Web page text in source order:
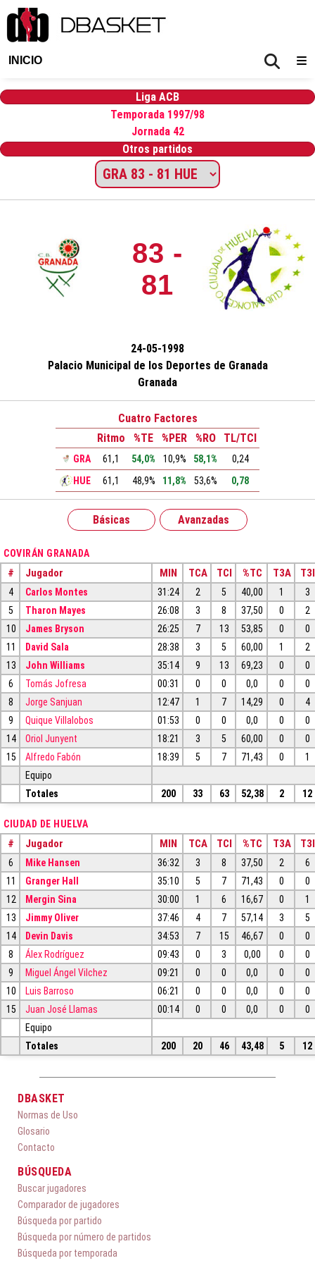
INICIO
Liga ACB
Temporada 1997/98
Jornada 42
Otros partidos
83 -
81
24-05-1998
Palacio Municipal de los Deportes de Granada
Granada
Cuatro Factores
Ritmo
%TE %PER %RO TL/TCI
GRA 61,1 54,0% 10,9% 58,1%
0,24
HUE
61,1 48,9% 11,8% 53,6% 0,78
Básicas Avanzadas
COVIRÁN GRANADA
# Jugador MIN TCA TCI %TC T3A T3I
4 Carlos Montes 31:24 2 5 40,00 1
3
5
Tharon Mayes 26:08 3 8 37,50 0
2
10
James Bryson 26:25 7 13 53,85 0
0
11
David Sala 28:38 3 5 60,00 1
2
13
John Williams 35:14 9 13 69,23 0
0
6
Tomás Jofresa 00:31 0 0 0,0 0
0
8
Jorge Sanjuan 12:47 1 7 14,29 0
4
9
Quique Villalobos 01:53 0 0 0,0 0
0
14
Oriol Junyent 18:21 3 5 60,00 0
0
15
Alfredo Fabón 18:39 5 7 71,43 0
1
Equipo
Totales
200 33 63 52,38 2 12
CIUDAD DE HUELVA
# Jugador MIN TCA TCI %TC T3A T3I
6 Mike Hansen 36:32 3 8 37,50 2
6
11
Granger Hall 35:10 5 7 71,43 0
0
12
Mergin Sina 30:00 1 6 16,67 0
1
13
Jimmy Oliver 37:46 4 7 57,14 3
5
14
Devin Davis 34:53 7 15 46,67 0
0
8
Álex Rodríguez 09:43 0 3 0,00 0
0
9
Miguel Ángel Vilchez 09:21 0 0 0,0 0
0
10
Luis Barroso 06:21 0 0 0,0 0
0
15
Juan José Llamas 00:14 0 0 0,0 0
0
Equipo
Totales
200 20 46 43,48 5 12
DBASKET
Normas de Uso
Glosario
Contacto
BÚSQUEDA
Buscar jugadores
Comparador de jugadores
Búsqueda por partido
Búsqueda por número de partidos
Búsqueda por temporada